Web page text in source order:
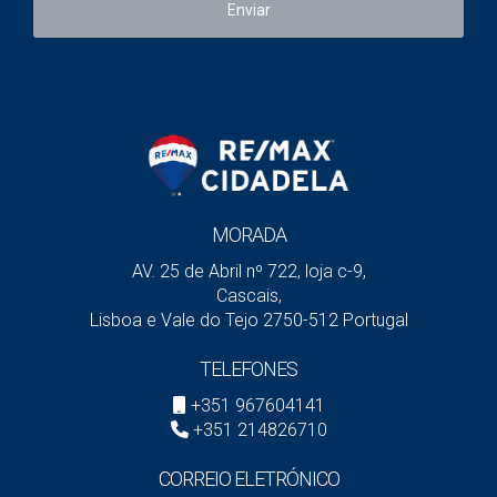
vários
resolvido
do Imposto do Selo, à taxa de
sobre o valor. A
verba 1.2 prevê10% sobre aquisições gratuitas, mas
estão isentos desta componente.
Quando doar em vida pode fazer sentido
Enviar
MORADA
AV. 25 de Abril nº 722, loja c-9,
Cascais,
Lisboa e Vale do Tejo 2750-512 Portugal
TELEFONES
+351 967604141
+351 214826710
CORREIO ELETRÓNICO